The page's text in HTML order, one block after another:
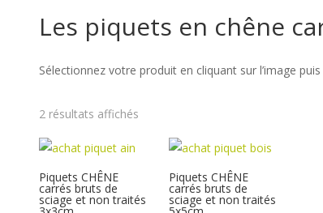
Les piquets en chêne
Sélectionnez votre produit en cliquant sur l’image
2 résultats affichés
Piquets CHÊNE
carrés bruts de
sciage et non traités
Piquets CHÊNE
carrés bruts de
sciage et non traités